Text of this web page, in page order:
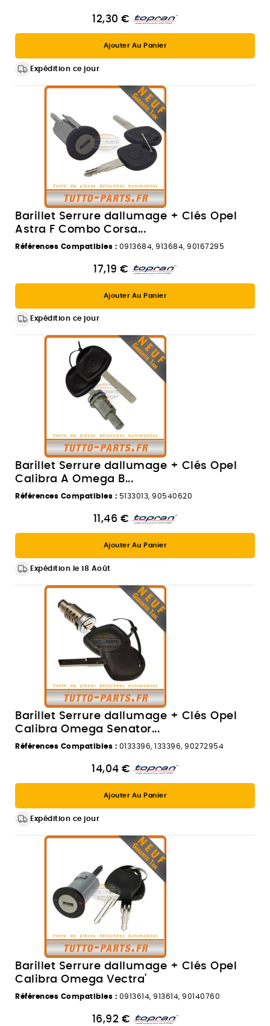
12,30 €
Ajouter Au Panier
Expédition ce jour
Barillet Serrure dallumage + Clés Opel
Astra F Combo Corsa...
Références Compatibles : 0913684, 913684, 90167295
17,19 €
Ajouter Au Panier
Expédition ce jour
Barillet Serrure dallumage + Clés Opel
Calibra A Omega B...
Références Compatibles : 5133013, 90540620
11,46 €
Ajouter Au Panier
Expédition le 18 Août
Barillet Serrure dallumage + Clés Opel
Calibra Omega Senator...
Références Compatibles : 0133396, 133396, 90272954
14,04 €
Ajouter Au Panier
Expédition ce jour
Barillet Serrure dallumage + Clés Opel
Calibra Omega Vectra'
Références Compatibles : 0913614, 913614, 90140760
16,92 €